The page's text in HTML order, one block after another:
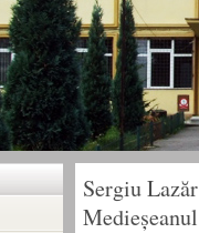
Sergiu